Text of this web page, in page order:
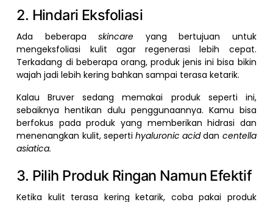
2. Hindari Eksfoliasi
Ada beberapaskincare yang bertujuan untuk
mengeksfoliasi kulit agar regenerasi lebih cepat.
Terkadang di beberapa orang, produk jenis ini bisa bikin
wajah jadi lebih kering bahkan sampai terasa ketarik.
Kalau Bruver sedang memakai produk seperti ini,
sebaiknya hentikan dulu penggunaannya. Kamu bisa
berfokus pada produk yang memberikan hidrasi dan
menenangkan kulit, seperti hyaluronic aciddan centella
asiatica.
3. Pilih Produk Ringan Namun Efektif
Ketika kulit terasa kering ketarik, coba pakai produk